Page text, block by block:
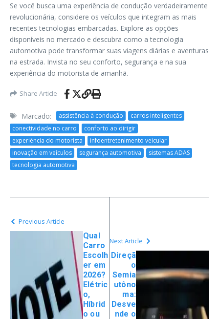
Se você busca uma experiência de condução verdadeiramente
revolucionária, considere os veículos que integram as mais
recentes tecnologias embarcadas. Explore as opções
disponíveis no mercado e descubra como a tecnologia
automotiva pode transformar suas viagens diárias e aventuras
na estrada. Invista no seu conforto, segurança e na sua
experiência do motorista de amanhã.
Share Article
Marcado: assistência à condução
carros inteligentes
conectividade no carro
conforto ao dirigir
experiência do motorista
infoentretenimento veicular
inovação em veículos
segurança automotiva
sistemas ADAS
tecnologia automotiva
Previous Article
Qual
Carro
Escolh
er em
2026?
Elétric
o,
Híbrid
o ou
Next Article
Direçã
o
Semia
utôno
ma:
Desve
nde o